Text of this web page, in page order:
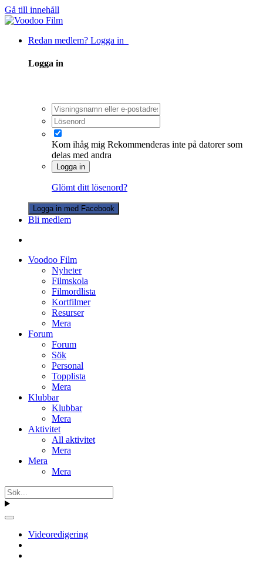
Gå till innehåll
Redan medlem? Logga in
Logga in
Kom ihåg mig Rekommenderas inte på datorer som
delas med andra
Logga in
Glömt ditt lösenord?
Logga in med Facebook
Bli medlem
Voodoo Film
Nyheter
Filmskola
Filmordlista
Kortfilmer
Resurser
Mera
Forum
Forum
Sök
Personal
Topplista
Mera
Klubbar
Klubbar
Mera
Aktivitet
All aktivitet
Mera
Mera
Mera
Videoredigering